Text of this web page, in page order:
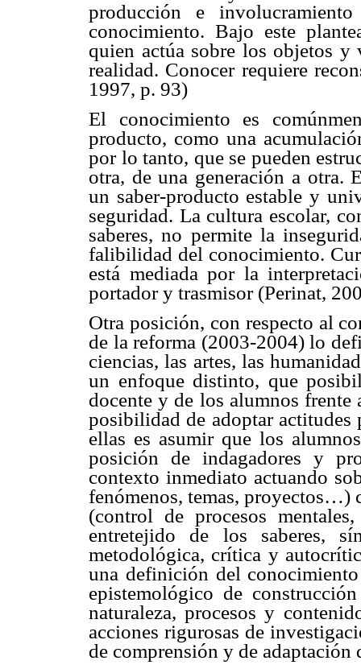
producción e
conocimiento. Bajo este
quien actúa sobre los objetos y
realidad. Conocer requiere
1997, p. 93)
El conocimiento es
producto, como una
por lo tanto, que se pueden
otra, de una generación a otra.
un saber-producto estable y
seguridad. La cultura escolar,
saberes, no permite la
falibilidad del conocimiento.
está mediada por la
portador y trasmisor (Perinat,
Otra posición, con respecto al
de la reforma (2003-2004) lo
ciencias, las artes, las
un enfoque distinto, que
docente y de los alumnos
posibilidad de adoptar actitudes
ellas es asumir que los
posición de indagadores y
contexto inmediato actuando
fenómenos, temas,
(control de procesos
entretejido de los saberes,
metodológica, crítica y
una definición del
epistemológico de
naturaleza, procesos y
acciones rigurosas de
de comprensión y de adaptación